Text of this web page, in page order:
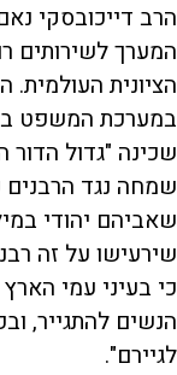
הרב דייכובסקי
המערך לשירותים
הציונית
במערכת המשפט
שכינה "גדול הדור
שמחה נגד הרבנים
שאביהם יהודי
שירעישו על זה
כי בעיני עמי
הנשים להתגייר,
לגיירם".